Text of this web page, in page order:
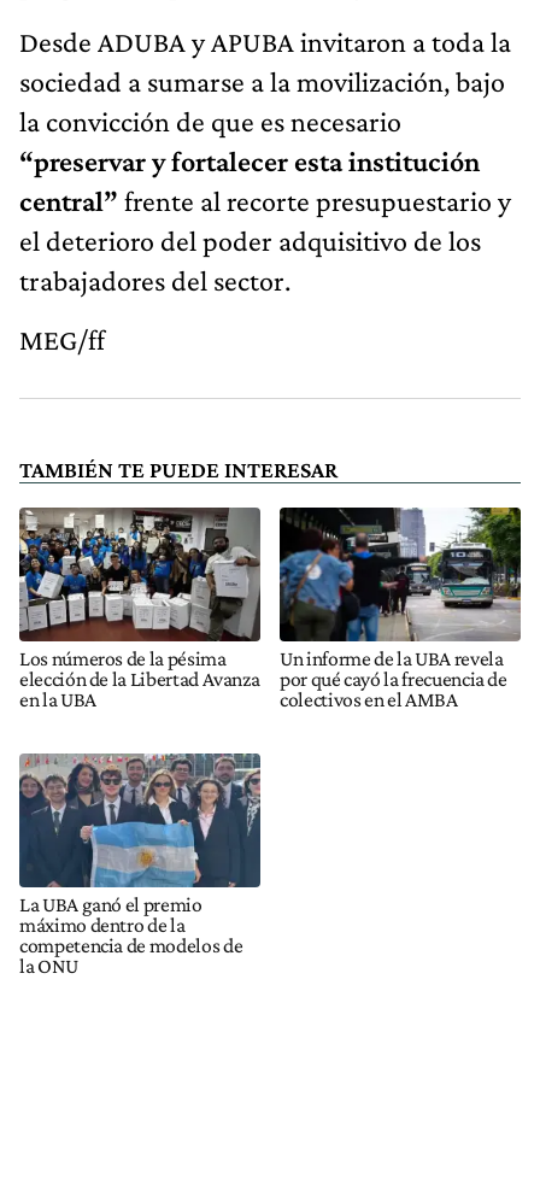
Desde ADUBA y APUBA invitaron a toda la
sociedad a sumarse a la movilización, bajo
la convicción de que es necesario
“preservar y fortalecer esta institución
central” frente al recorte presupuestario y
el deterioro del poder adquisitivo de los
trabajadores del sector.
MEG/ff
TAMBIÉN TE PUEDE INTERESAR
Los números de la pésima
elección de la Libertad Avanza
en la UBA
Un informe de la UBA revela
por qué cayó la frecuencia de
colectivos en el AMBA
La UBA ganó el premio
máximo dentro de la
competencia de modelos de
la ONU